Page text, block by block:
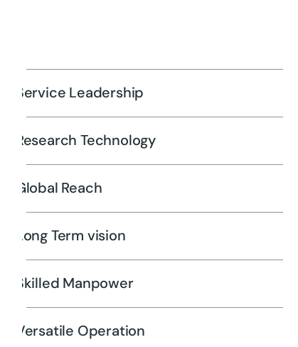
Service Leadership
Research Technology
Global Reach
Long Term vision
Skilled Manpower
Versatile Operation